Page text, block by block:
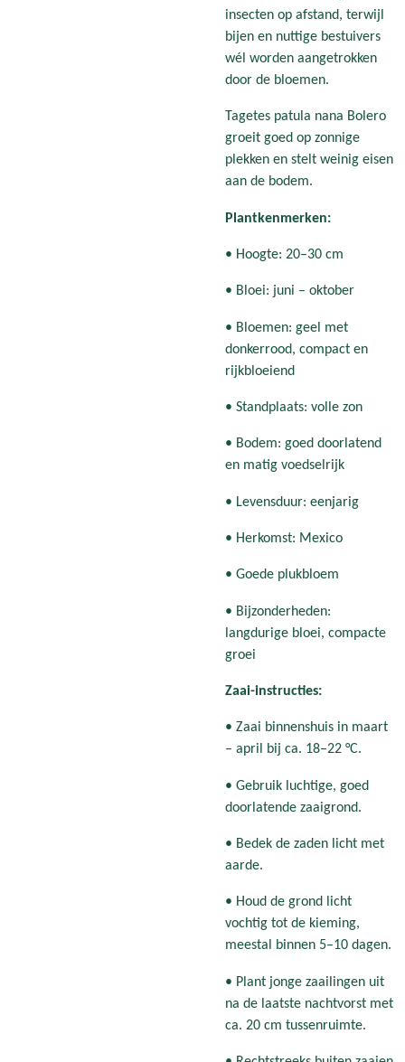
insecten op afstand, terwijl
bijen en nuttige bestuivers
wél worden aangetrokken
door de bloemen.
Tagetes patula nana Bolero
groeit goed op zonnige
plekken en stelt weinig eisen
aan de bodem.
Plantkenmerken:
• Hoogte: 20–30 cm
• Bloei: juni – oktober
• Bloemen: geel met
donkerrood, compact en
rijkbloeiend
• Standplaats: volle zon
• Bodem: goed doorlatend
en matig voedselrijk
• Levensduur: eenjarig
• Herkomst: Mexico
• Goede plukbloem
• Bijzonderheden:
langdurige bloei, compacte
groei
Zaai-instructies:
• Zaai binnenshuis in maart
– april bij ca. 18–22 °C.
• Gebruik luchtige, goed
doorlatende zaaigrond.
• Bedek de zaden licht met
aarde.
• Houd de grond licht
vochtig tot de kieming,
meestal binnen 5–10 dagen.
• Plant jonge zaailingen uit
na de laatste nachtvorst met
ca. 20 cm tussenruimte.